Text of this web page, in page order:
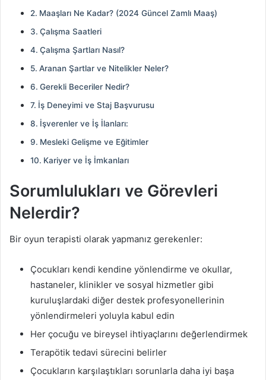
Maaşları Ne Kadar? (2024 Güncel Zamlı Maaş)
Çalışma Saatleri
Çalışma Şartları Nasıl?
Aranan Şartlar ve Nitelikler Neler?
Gerekli Beceriler Nedir?
İş Deneyimi ve Staj Başvurusu
İşverenler ve İş İlanları:
Mesleki Gelişme ve Eğitimler
Kariyer ve İş İmkanları
Sorumlulukları ve Görevleri
Nelerdir?
Bir oyun terapisti olarak yapmanız gerekenler:
Çocukları kendi kendine yönlendirme ve okullar,
hastaneler, klinikler ve sosyal hizmetler gibi
kuruluşlardaki diğer destek profesyonellerinin
yönlendirmeleri yoluyla kabul edin
Her çocuğu ve bireysel ihtiyaçlarını değerlendirmek
Terapötik tedavi sürecini belirler
Çocukların karşılaştıkları sorunlarla daha iyi başa